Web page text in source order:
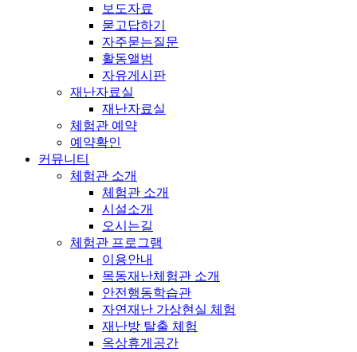
보도자료
묻고답하기
자주묻는질문
활동앨범
자유게시판
재난자료실
재난자료실
체험관 예약
예약확인
커뮤니티
체험관 소개
체험관 소개
시설소개
오시는길
체험관 프로그램
이용안내
목동재난체험관 소개
안전행동학습관
자연재난 가상현실 체험
재난방 탈출 체험
옥상휴게공간